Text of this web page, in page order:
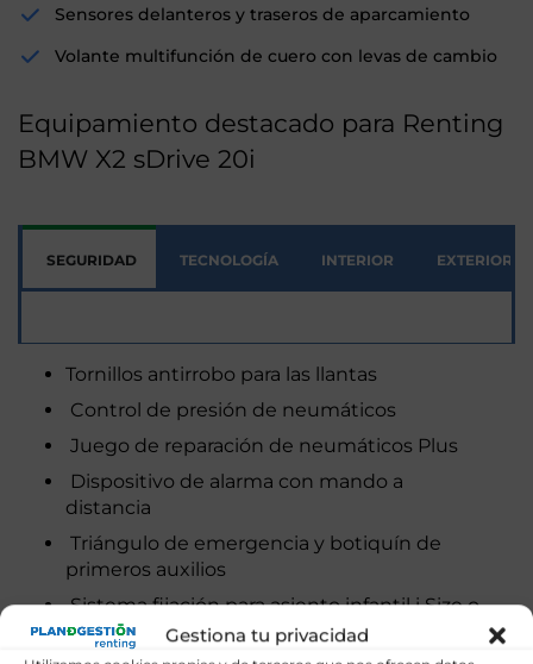
Gestiona tu privacidad
Sensores delanteros y traseros de aparcamiento
Volante multifunción de cuero con levas de cambio
Equipamiento destacado para Renting
BMW X2 sDrive 20i
SEGURIDAD TECNOLOGÍA INTERIOR EXTERIOR
Tornillos antirrobo para las llantas
Control de presión de neumáticos
Juego de reparación de neumáticos Plus
Dispositivo de alarma con mando a
distancia
Triángulo de emergencia y botiquín de
primeros auxilios
Sistema fijación para asiento infantil i Size o
ISOFIX para el acompañante